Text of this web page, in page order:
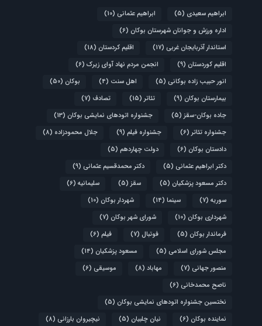
ابراهیم سعیدی (5) ابراهیم عثمانی (10)
اداره ورزش و جوانان شهرستان بوکان (6)
استاندار آذربایجان غربی (17) اقلیم کردستان (18)
اقلیم کوردستان (9) انجمن مردم نهاد آوای زیرک (6)
انور حبیب زاده بوکانی (5) اهل سنت (4) بوکان (50)
بیمارستان بوکان (9) تئاتر (15) تصادف (7)
جاده بوکان-سقز (5) جشنواره اتودهای نمایشی بوکان (13)
جشنواره تئاتر (6) جشنواره فیلم (9) جلال محمودزاده (8)
دادستان بوکان (6) دولت چهاردهم (5)
دکتر ابراهیم عثمانی (5) دکتر محمدقسیم عثمانی (9)
دکتر مسعود پزشکیان (5) سقز (5) سلیمانیه (6)
سوریه (7) سینما (14) شهردار بوکان (10)
شهرداری بوکان (10) شورای شهر بوکان (7)
فرماندار بوکان (5) فوتبال (7) فیلم (6)
مجلس شورای اسلامی (5) مسعود پزشکیان (14)
منصور جهانی (7) مهاباد (8) موسیقی (6)
ناصح محمدخانی (6)
نختسین جشنواره اتودهای نمایشی بوکان (5)
نماینده بوکان (6) نیان چلبیان (5) نیچیروان بارزانی (8)